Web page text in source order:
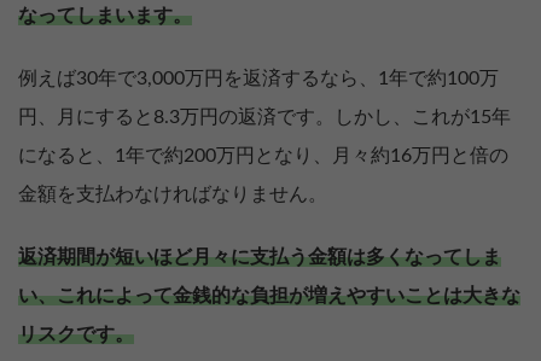
なってしまいます。
例えば30年で3,000万円を返済するなら、1年で約100万
円、月にすると8.3万円の返済です。しかし、これが15年
になると、1年で約200万円となり、月々約16万円と倍の
金額を支払わなければなりません。
返済期間が短いほど月々に支払う金額は多くなってしま
い、これによって金銭的な負担が増えやすいことは大きな
リスクです。